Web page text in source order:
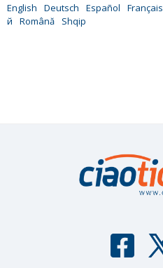
English Deutsch Español Français
й
Română Shqip